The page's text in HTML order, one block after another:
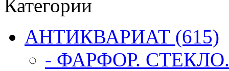
Категории
АНТИКВАРИАТ (615)
- ФАРФОР.